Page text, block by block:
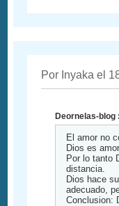
Por Inyaka el
Deornelas-blog :
El amor no
Dios es amor.
Por lo tanto
distancia.
Dios hace
adecuado,
Conclusion: